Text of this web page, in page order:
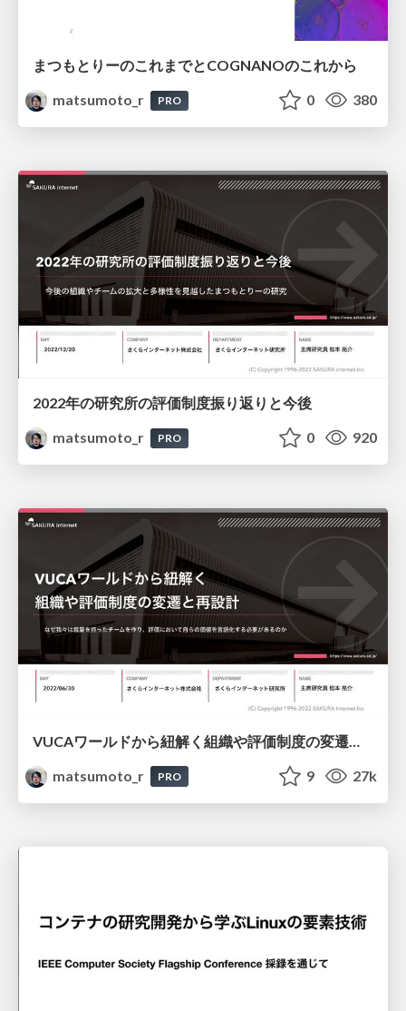
まつもとりーのこれまでとCOGNANOのこれから
matsumoto_r
PRO 0 380
2022年の研究所の評価制度振り返りと今後
matsumoto_r
PRO 0 920
matsumoto_r
PRO 9 27k